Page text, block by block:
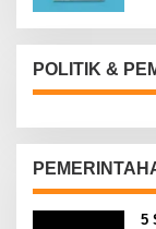
POLITIK &
5